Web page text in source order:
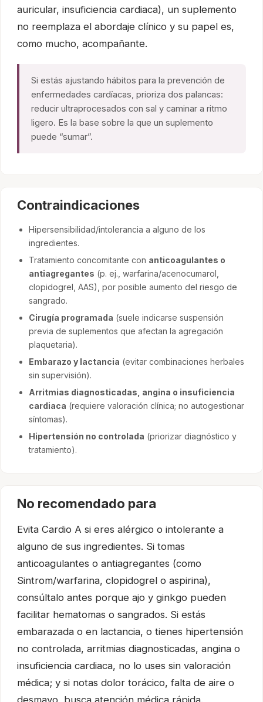
auricular, insuficiencia cardiaca), un suplemento
no reemplaza el abordaje clínico y su papel es,
como mucho, acompañante.
Si estás ajustando hábitos para la prevención de
enfermedades cardíacas, prioriza dos palancas:
reducir ultraprocesados con sal y caminar a ritmo
ligero. Es la base sobre la que un suplemento
puede “sumar”.
Contraindicaciones
Hipersensibilidad/intolerancia a alguno de los
ingredientes.
Tratamiento concomitante con anticoagulantes o
antiagregantes (p. ej., warfarina/acenocumarol,
clopidogrel, AAS), por posible aumento del riesgo de
sangrado.
Cirugía programada (suele indicarse suspensión
previa de suplementos que afectan la agregación
plaquetaria).
Embarazo y lactancia (evitar combinaciones herbales
sin supervisión).
Arritmias diagnosticadas, angina o insuficiencia
cardiaca (requiere valoración clínica; no autogestionar
síntomas).
Hipertensión no controlada (priorizar diagnóstico y
tratamiento).
No recomendado para
Evita Cardio A si eres alérgico o intolerante a
alguno de sus ingredientes. Si tomas
anticoagulantes o antiagregantes (como
Sintrom/warfarina, clopidogrel o aspirina),
consúltalo antes porque ajo y ginkgo pueden
facilitar hematomas o sangrados. Si estás
embarazada o en lactancia, o tienes hipertensión
no controlada, arritmias diagnosticadas, angina o
insuficiencia cardiaca, no lo uses sin valoración
médica; y si notas dolor torácico, falta de aire o
desmayo, busca atención médica rápida.